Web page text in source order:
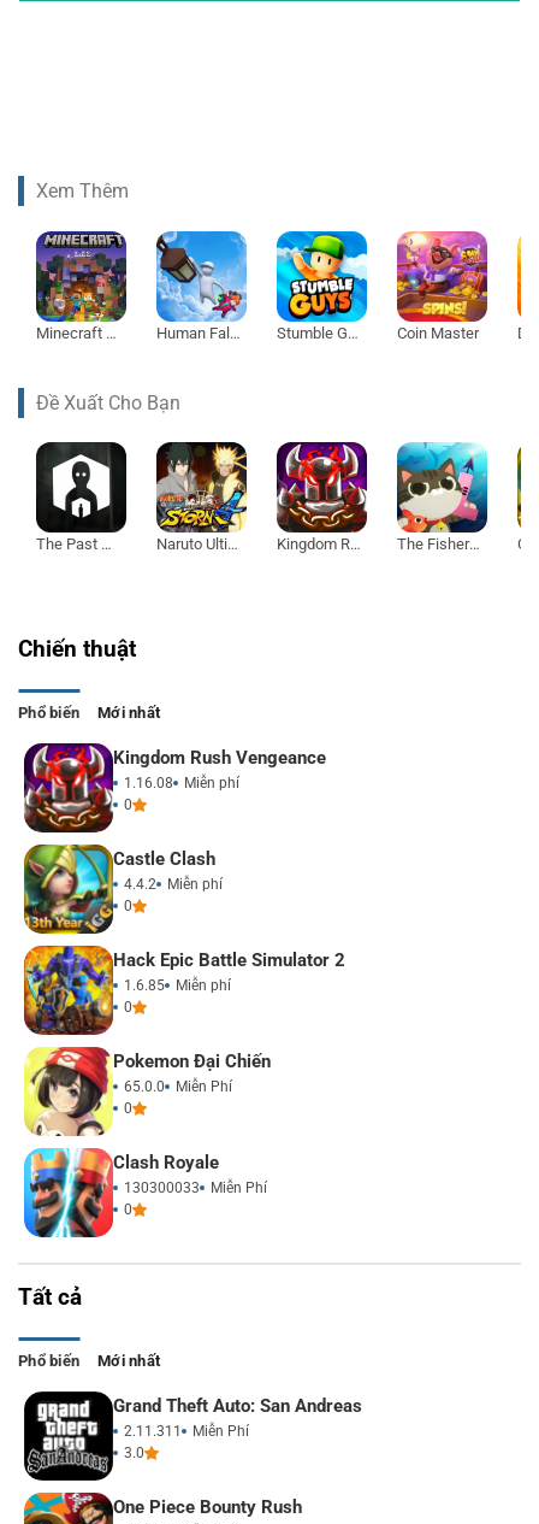
Xem Thêm
Minecraft 1.21 Human Fall Flat Stumble Guys Coin Master
Đề Xuất Cho Bạn
The Past Within Naruto Ultimate Ninja Storm 4 Kingdom Rush Vengeance The Fishercat
Chiến thuật
Phổ biến Mới nhất
Kingdom Rush Vengeance
1.16.08
Miễn phí
0
Castle Clash
4.4.2
Miễn phí
0
Hack Epic Battle Simulator 2
1.6.85
Miễn phí
0
Pokemon Đại Chiến
65.0.0
Miễn Phí
0
Clash Royale
130300033
Miễn Phí
0
Tất cả
Phổ biến Mới nhất
Grand Theft Auto: San Andreas
2.11.311
Miễn Phí
3.0
One Piece Bounty Rush